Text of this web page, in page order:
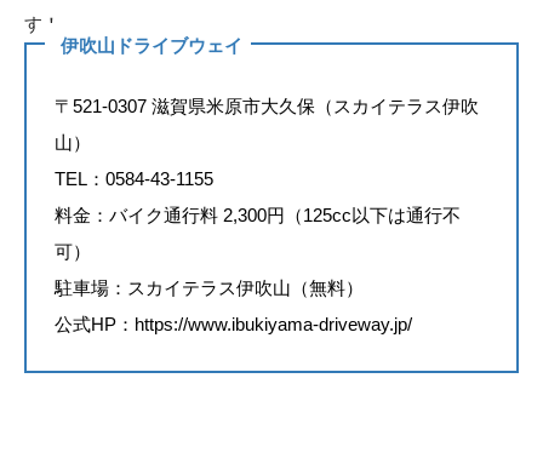
す！
伊吹山ドライブウェイ
〒521-0307 滋賀県米原市大久保（スカイテラス伊吹
山）
TEL：0584-43-1155
料金：バイク通行料 2,300円（125cc以下は通行不
可）
駐車場：スカイテラス伊吹山（無料）
公式HP： https://www.ibukiyama-driveway.jp/